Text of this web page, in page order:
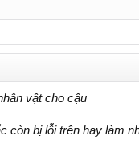
vật cho cậu
còn bị lỗi trên hay làm